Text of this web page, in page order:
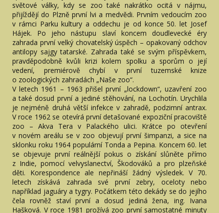
světové války, kdy se zoo také nakrátko ocitá v nájmu,
přijíždějí do Plzně první lvi a medvědi. Prvním vedoucím zoo
v rámci Parku kultury a oddechu je od konce 50. let Josef
Hájek. Po jeho nástupu slaví koncem doudlevecké éry
zahrada první velký chovatelský úspěch – opakovaný odchov
antilopy sajgy tatarské. Zahrada také se svým příspěvkem,
pravděpodobně kvůli krizi kolem spolku a sporům o její
vedení, premiérově chybí v první tuzemské knize
o zoologických zahradách „Naše zoo“.
V letech 1961 – 1963 přišel první „lockdown“, uzavření zoo
a také dosud první a jediné stěhování, na Lochotín. Urychlila
je nejméně druhá větší infekce v zahradě, podzimní antrax.
V roce 1962 se otevírá první detašované expoziční pracoviště
zoo – Akva Tera v Palackého ulici. Krátce po otevření
v novém areálu se v zoo objevují první šimpanzi, a sice na
sklonku roku 1964 populární Tonda a Pepina. Koncem 60. let
se objevuje první reálnější pokus o získání slůněte přímo
z Indie, pomocí velvyslanectví, Škodováků a pro plzeňské
děti. Korespondence ale nepřináší žádný výsledek. V 70.
letech získává zahrada své první zebry, oceloty nebo
například jaguáry a tygry. Počátkem této dekády se do jejího
čela rovněž staví první a dosud jediná žena, ing. Ivana
Hašková. V roce 1981 prožívá zoo první samostatné minuty